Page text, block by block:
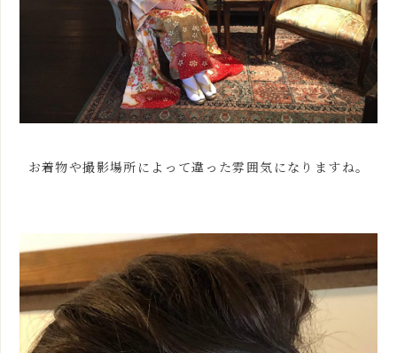
お着物や撮影場所によって違った雰囲気になりますね。